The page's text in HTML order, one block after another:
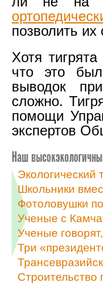
позволить
Хотя
что это
выводок
сложно.
помощи
экспертов
Школьники
Фотоловушки
Ученые с
Ученые
Три
Строительство